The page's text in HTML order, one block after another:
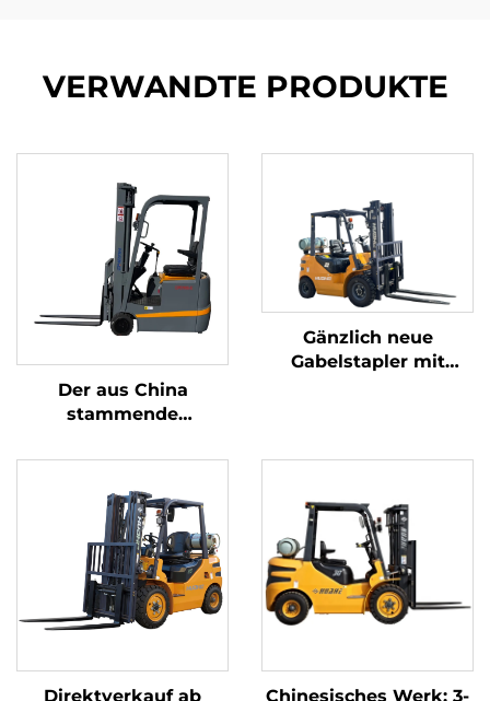
VERWANDTE PRODUKTE
Der aus China
stammende
gewichtsoptimierte
Lithium-Batterie-
Gabelstapler mit 1,0
Tonne Tragfähigkeit
ist preisgünstig.
Gänzlich neue
Gabelstapler mit
Tonnen, hergestellt in
erschwinglichen
Preisen
Direktverkauf ab Chinesisches Werk: 3-